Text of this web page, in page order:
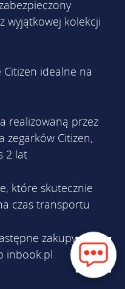
wyjątkowej kolekcji
idealne na
realizowaną przez
zegarków Citizen,
2 lat
które skutecznie
czas transportu
zakupy w
inbook.pl